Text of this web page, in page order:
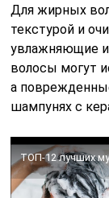
Для жирных
текстурой и
увлажняющие
волосы могут
а
шампунях с